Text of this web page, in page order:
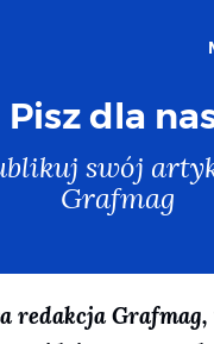
Pisz dla
swój
Grafmag
redakcja